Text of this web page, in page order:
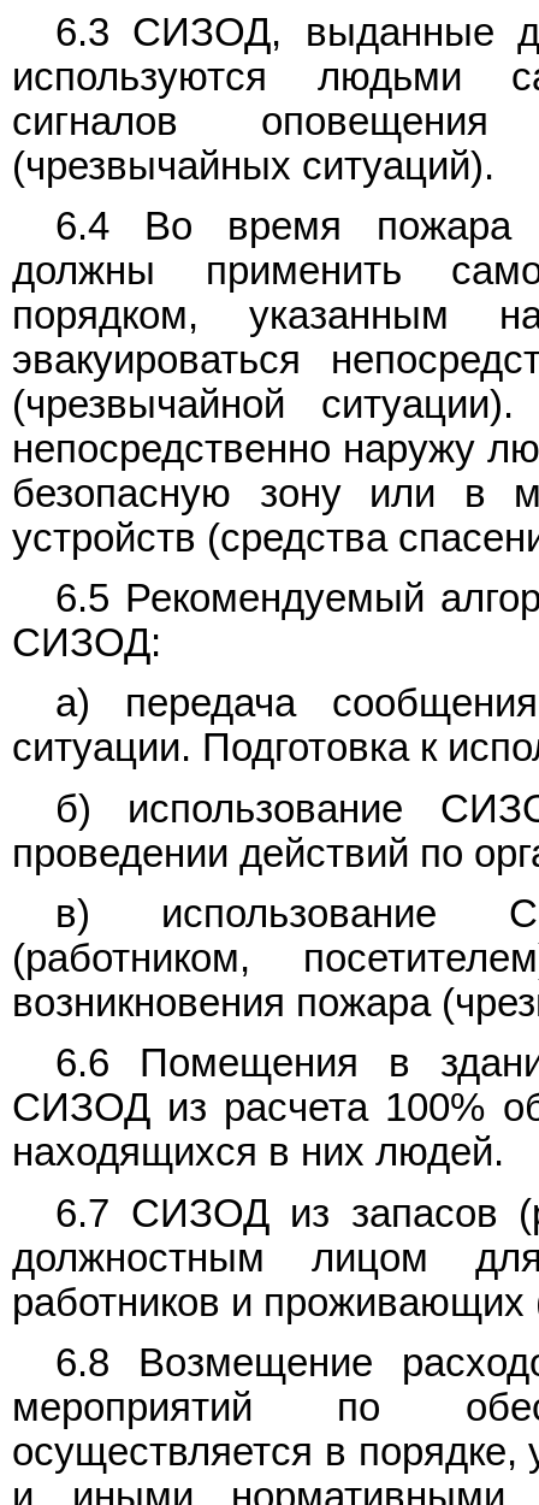
6.3 СИЗОД, выданные
используются людьми
сигналов
(чрезвычайных ситуаций).
6.4 Во время пожара
должны применить
порядком, указанным
эвакуироваться
(чрезвычайной
непосредственно наружу
безопасную зону или в
устройств (средства
6.5 Рекомендуемый
СИЗОД:
а) передача
ситуации. Подготовка к
б) использование
проведении действий по
в) использование
(работником,
возникновения пожара
6.6 Помещения в
СИЗОД из расчета 100%
находящихся в них людей.
6.7 СИЗОД из запасов
должностным лицом
работников и
6.8 Возмещение
мероприятий по
осуществляется в